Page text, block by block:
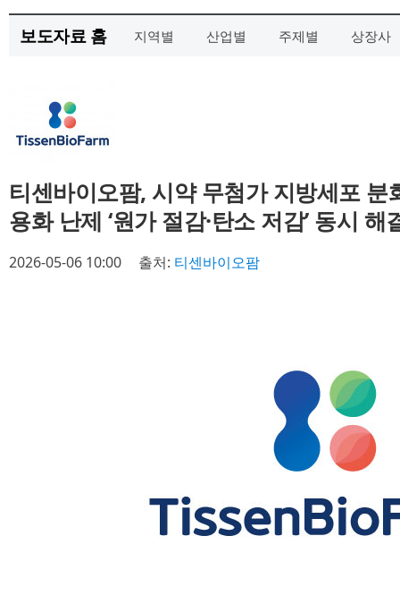
보도자료 홈 지역별 산업별 주제별 상장사
티센바이오팜, 시약 무첨가 지방세포
용화 난제 ‘원가 절감·탄소 저감’ 동시 해
2026-05-06 10:00 출처: 티센바이오팜